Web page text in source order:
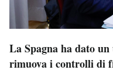
La Spagna ha dato
rimuova i controlli di